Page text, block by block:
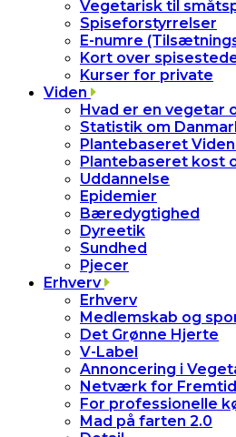
Vegetarisk til
Spiseforstyrrelser
E-numre
Kort over
Kurser for private
Viden
Hvad er en vegetar
Statistik om
Plantebaseret
Plantebaseret kost
Uddannelse
Epidemier
Bæredygtighed
Dyreetik
Sundhed
Pjecer
Erhverv
Erhverv
Medlemskab og
Det Grønne Hjerte
V-Label
Annoncering i
Netværk for
For professionelle
Mad på farten 2.0